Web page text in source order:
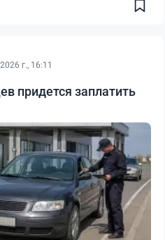
г., 16:11
придется заплатить